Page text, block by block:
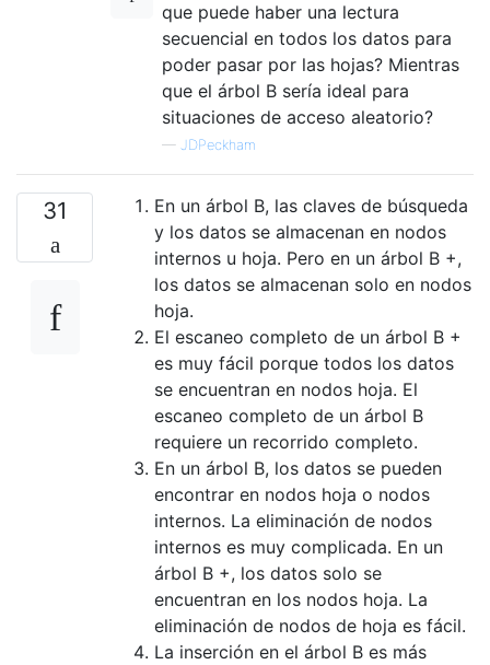
que puede haber una lectura
secuencial en todos los datos para
poder pasar por las hojas? Mientras
que el árbol B sería ideal para
situaciones de acceso aleatorio?
— JDPeckham
31
En un árbol B, las claves de búsqueda
y los datos se almacenan en nodos
internos u hoja. Pero en un árbol B +,
los datos se almacenan solo en nodos
hoja.
El escaneo completo de un árbol B +
es muy fácil porque todos los datos
se encuentran en nodos hoja. El
escaneo completo de un árbol B
requiere un recorrido completo.
En un árbol B, los datos se pueden
encontrar en nodos hoja o nodos
internos. La eliminación de nodos
internos es muy complicada. En un
árbol B +, los datos solo se
encuentran en los nodos hoja. La
eliminación de nodos de hoja es fácil.
La inserción en el árbol B es más